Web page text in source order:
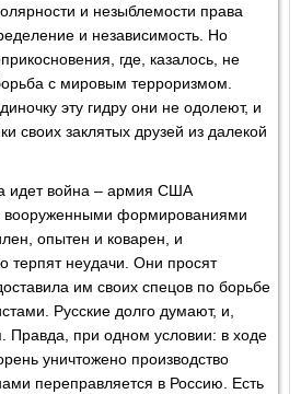
и незыблемости права
и независимость. Но
где, казалось, не
с мировым терроризмом.
эту гидру они не одолеют, и
своих заклятых друзей из далекой
идет война – армия США
вооруженными формированиями
опытен и коварен, и
терпят неудачи. Они просят
им своих спецов по борьбе
Русские долго думают, и,
Правда, при одном условии: в ходе
уничтожено производство
переправляется в Россию. Есть